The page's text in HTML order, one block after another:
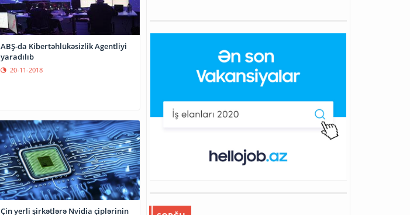
ABŞ-da Kibertəhlükəsizlik Agentliyi
yaradılıb
20-11-2018
Çin yerli şirkətlərə Nvidia çiplərinin